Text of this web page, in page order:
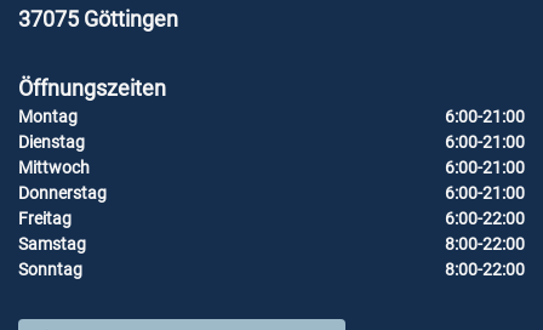
37075 Göttingen
Öffnungszeiten
Montag
6:00-21:00
Dienstag
6:00-21:00
Mittwoch
6:00-21:00
Donnerstag
6:00-21:00
Freitag
6:00-22:00
Samstag
8:00-22:00
Sonntag
8:00-22:00